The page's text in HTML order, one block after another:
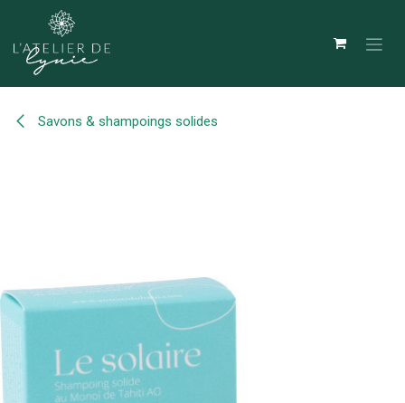
Se rendre au contenu
Savons & shampoings solides